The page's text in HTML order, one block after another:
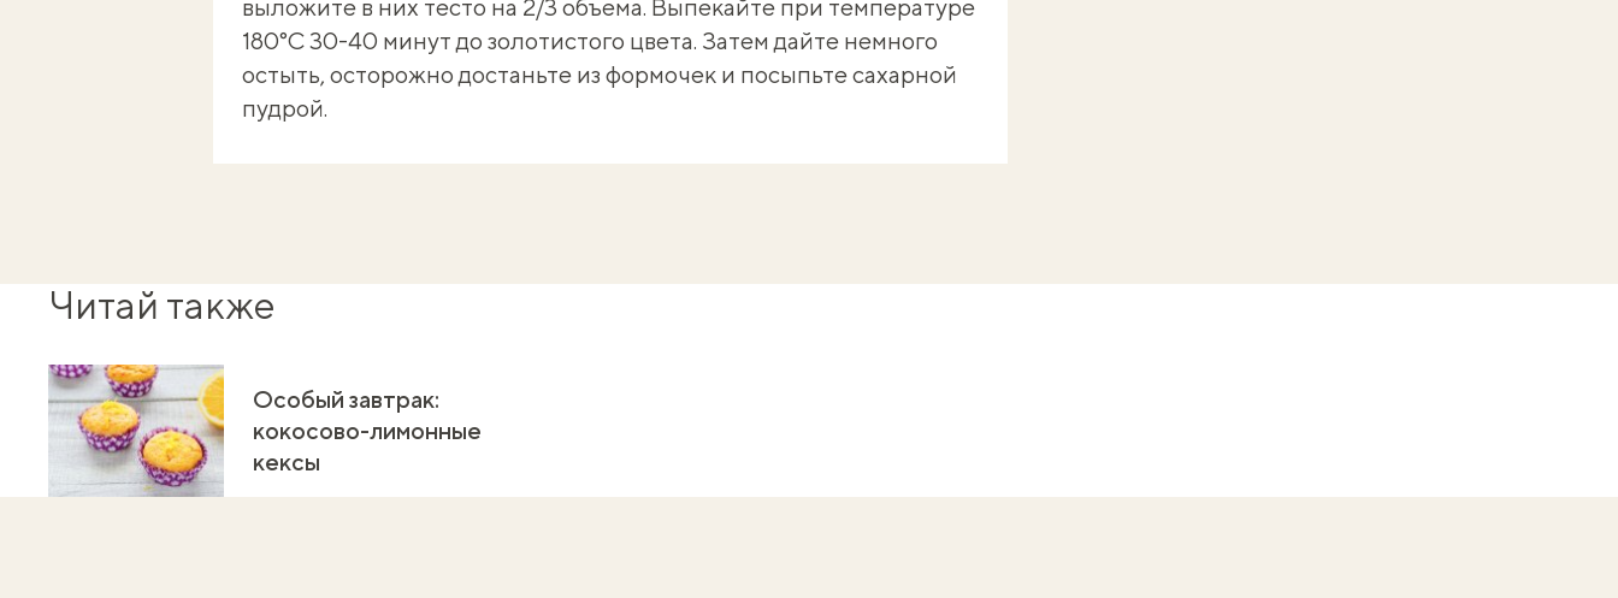
выложите в них тесто на 2/3 объема. Выпекайте при температуре
180°C 30-40 минут до золотистого цвета. Затем дайте немного
остыть, осторожно достаньте из формочек и посыпьте сахарной
пудрой.
Читай также
Особый завтрак:
кокосово-лимонные
кексы